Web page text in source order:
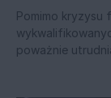
Pomimo kryzysu
poważnie